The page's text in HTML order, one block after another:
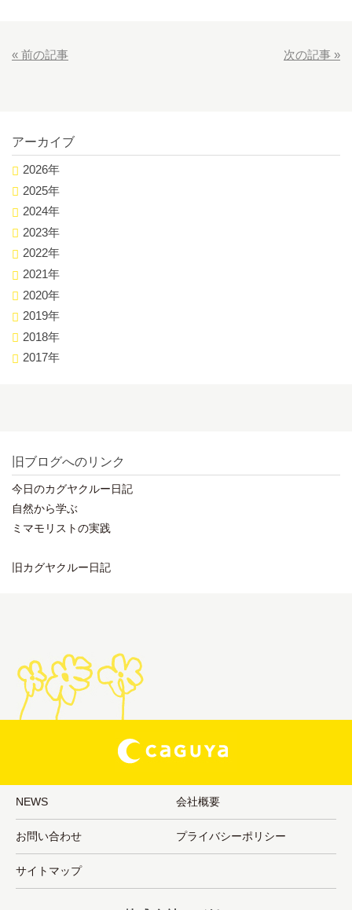
« 前の記事 次の記事 »
アーカイブ
2026年
2025年
2024年
2023年
2022年
2021年
2020年
2019年
2018年
2017年
旧ブログへのリンク
今日のカグヤクルー日記
自然から学ぶ
ミマモリストの実践
旧カグヤクルー日記
NEWS 会社概要
お問い合わせ プライバシーポリシー
サイトマップ